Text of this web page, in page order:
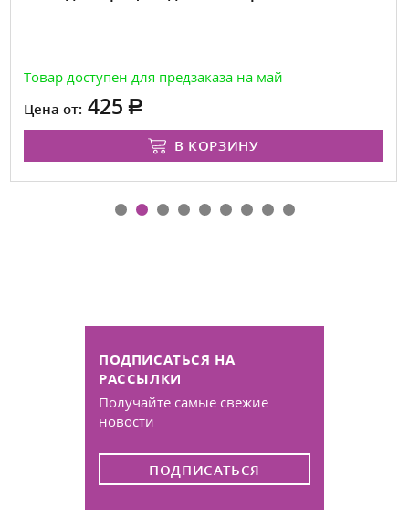
доступен для предзаказа на май
от: 425
В КОРЗИНУ
ПОДПИСАТЬСЯ НА
РАССЫЛКИ
Получайте самые свежие
новости
ПОДПИСАТЬСЯ